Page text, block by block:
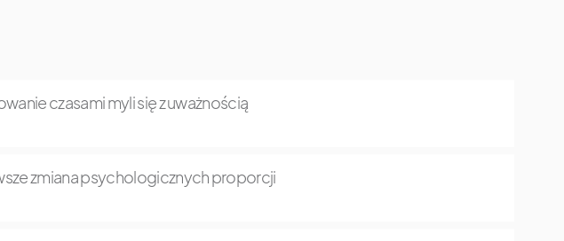
czasami myli się z uważnością
zmiana psychologicznych proporcji